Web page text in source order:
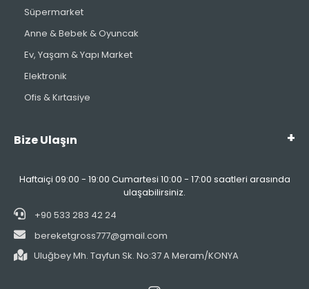
Süpermarket
Anne & Bebek & Oyuncak
Ev, Yaşam & Yapı Market
Elektronik
Ofis & Kırtasiye
Bize Ulaşın
Haftaiçi 09:00 - 19:00 Cumartesi 10:00 - 17:00 saatleri arasında
ulaşabilirsiniz.
+90 533 283 42 24
bereketgross777@gmail.com
Uluğbey Mh. Tayfun Sk. No:37 A Meram/KONYA